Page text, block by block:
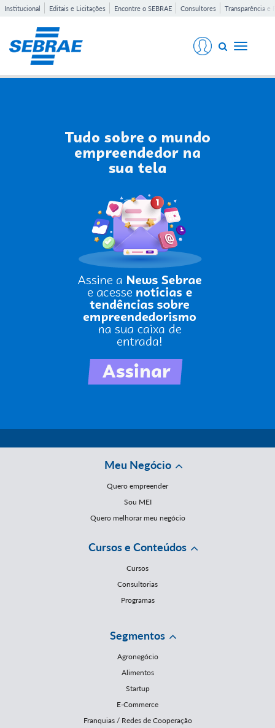
Institucional Editais e Licitações Encontre o SEBRAE Consultores Transparência e
Toggle
Meu Negócio
Quero empreender
Sou MEI
Quero melhorar meu negócio
Cursos e Conteúdos
Cursos
Consultorias
Programas
Segmentos
Agronegócio
Alimentos
Startup
E-Commerce
Franquias / Redes de Cooperação